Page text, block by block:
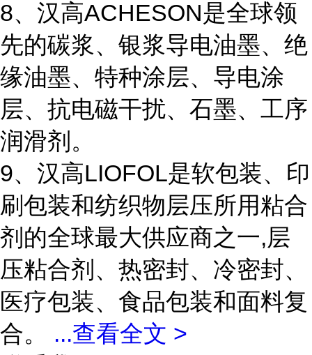
8、汉高ACHESON是全球领
先的碳浆、银浆导电油墨、绝
缘油墨、特种涂层、导电涂
层、抗电磁干扰、石墨、工序
润滑剂。
9、汉高LIOFOL是软包装、印
刷包装和纺织物层压所用粘合
剂的全球最大供应商之一,层
压粘合剂、热密封、冷密封、
医疗包装、食品包装和面料复
合。 ...查看全文 >